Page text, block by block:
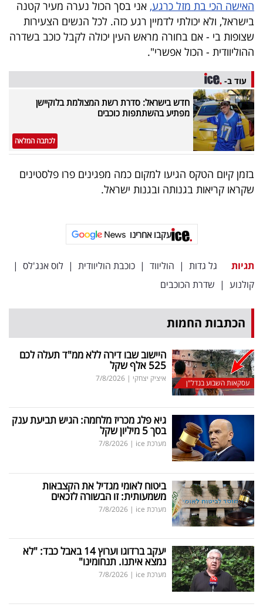
האישה הכי בת מזל כרגע, אני בסך הכול נערה מעיר קטנה
בישראל, ולא יכולתי לדמיין רגע כזה. לכל הנשים הצעירות
שצופות בי - אם בחורה מראש העין יכולה לקבל כוכב בשדרה
ההוליוודית - הכול אפשרי".
עוד ב-
חדש בישראל: סדרת רשת המצולמת בלוקיישן
מפתיע בהשתתפות כוכבים
לכתבה המלאה
בזמן קיום הטקס הגיעו למקום כמה מפגינים פרו פלסטינים
שקראו קריאות בגנותה ובגנות ישראל.
עקבו אחרינו
תגיות גל גדות | הוליווד | כוכבת הוליוודית | לוס אנג'לס |
קולנוע | שדרת הכוכבים
הכתבות החמות
עסקאות השבוע בנדל"ן
היישוב שבו דירה ללא ממ"ד תעלה לכם
525 אלף שקל
איציק יצחקי |
7/8/2026
גיא פלג מכריז מלחמה: הגיש תביעת ענק
בסך 5 מיליון שקל
מערכת ice |
7/8/2026
ביטוח לאומי מגדיל את הקצבאות
משמעותית: זו הבשורה לזכאים
מערכת ice |
7/8/2026
יעקב ברדוגו וערוץ 14 באבל כבד: "לא
נמצא איתנו. תנחומינו"
מערכת ice |
7/8/2026